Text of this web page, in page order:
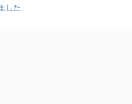
した